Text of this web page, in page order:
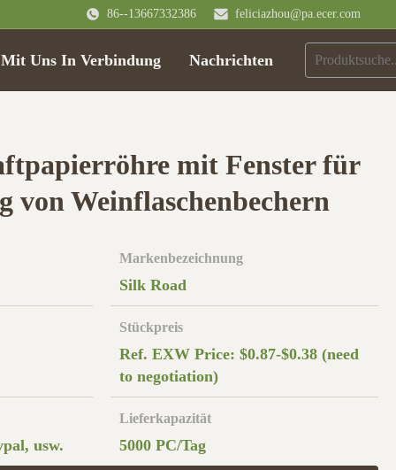
86--13667332386 feliciazhou@pa.ecer.com
Uns In Verbindung Nachrichten
mit Fenster für
von Weinflaschenbechern
Markenbezeichnung
Silk Road
Stückpreis
Ref. EXW Price: $0.87-$0.38 (need
to negotiation)
usw.
Lieferkapazität
5000 PC/Tag